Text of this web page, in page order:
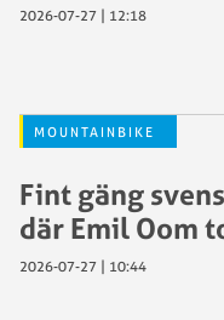
2026-07-27 | 12:18
MOUNTAINBIKE
Fint gäng
där Emil Oom
2026-07-27 | 10:44